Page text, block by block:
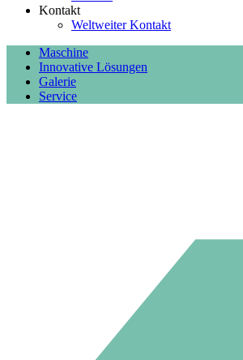
Kontakt
Weltweiter Kontakt
Maschine
Innovative Lösungen
Galerie
Service